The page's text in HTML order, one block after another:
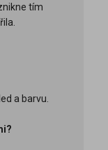
tím
a barvu.